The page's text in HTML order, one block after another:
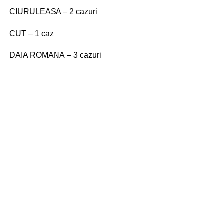
CIURULEASA – 2 cazuri
CUT – 1 caz
DAIA ROMÂNĂ – 3 cazuri